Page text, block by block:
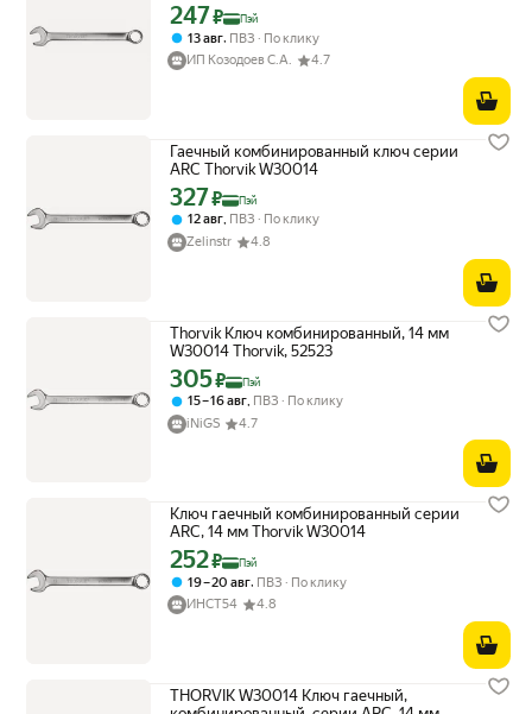
Цена с картой Яндекс Пэй 247 ₽ вместо
247₽ Пэй
13 авг, ПВЗ
По клику
ИП Козодоев С.А.
4.7
Гаечный комбинированный ключ серии
ARC Thorvik W30014
Цена с картой Яндекс Пэй 327 ₽ вместо
327₽ Пэй
12 авг, ПВЗ
По клику
Zelinstr
4.8
Thorvik Ключ комбинированный, 14 мм
W30014 Thorvik, 52523
Цена с картой Яндекс Пэй 305 ₽ вместо
305₽ Пэй
15 – 16 авг ПВЗ
По клику
iNiGS
4.7
Ключ гаечный комбинированный серии
ARC, 14 мм Thorvik W30014
Цена с картой Яндекс Пэй 252 ₽ вместо
252₽ Пэй
19 – 20 авг, ПВЗ
По клику
ИНСТ54
4.8
THORVIK W30014 Ключ гаечный,